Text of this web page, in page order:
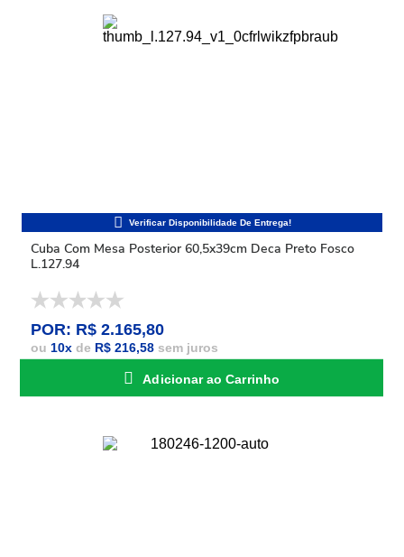
Cuba Com Mesa Posterior 60,5x39cm Deca Preto Fosco
L.127.94
POR: R$ 2.165,80
ou 10x de R$ 216,58 sem juros
Adicionar ao Carrinho